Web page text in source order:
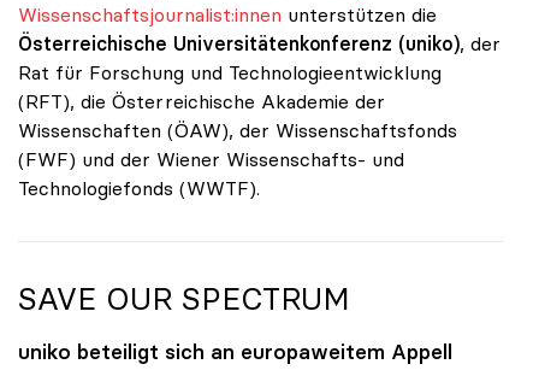
Wissenschaftsjournalist:innen unterstützen die
Österreichische Universitätenkonferenz (uniko), der
Rat für Forschung und Technologieentwicklung
(RFT), die Österreichische Akademie der
Wissenschaften (ÖAW), der Wissenschaftsfonds
(FWF) und der Wiener Wissenschafts- und
Technologiefonds (WWTF).
SAVE OUR SPECTRUM
uniko beteiligt sich an europaweitem Appell